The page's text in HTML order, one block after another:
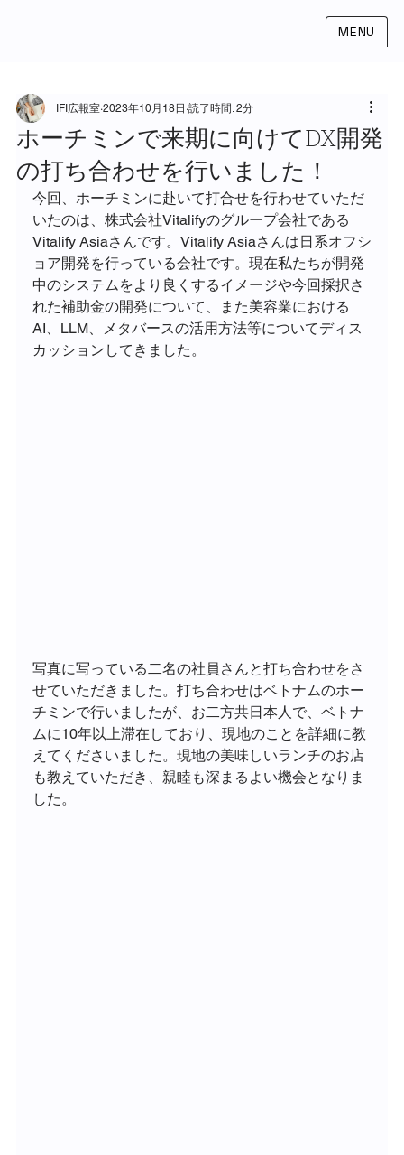
MENU
ホーチミンで来期に向けてDX開発
の打ち合わせを行いました！
IFI広報室 2023年10月18日 読了時間: 2分
今回、ホーチミンに赴いて打合せを行わせていただ
いたのは、株式会社Vitalifyのグループ会社である
Vitalify Asiaさんです。Vitalify Asiaさんは日系オフシ
ョア開発を行っている会社です。現在私たちが開発
中のシステムをより良くするイメージや今回採択さ
れた補助金の開発について、また美容業における
AI、LLM、メタバースの活用方法等についてディス
カッションしてきました。
写真に写っている二名の社員さんと打ち合わせをさ
せていただきました。打ち合わせはベトナムのホー
チミンで行いましたが、お二方共日本人で、ベトナ
ムに10年以上滞在しており、現地のことを詳細に教
えてくださいました。現地の美味しいランチのお店
も教えていただき、親睦も深まるよい機会となりま
した。